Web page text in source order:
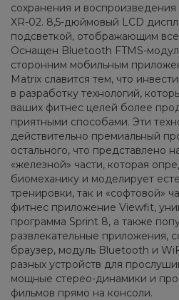
сохранения и
XR-02. 8,5-дюймовый LCD
подсветкой, отображающим
Оснащен Bluetooth FTMS-
сторонним мобильным
Matrix славится тем, что
в разработку технологий,
ваших фитнес целей более
приятными способами. Эти
действительно премиальный
остального, что представлено
«железной» части, которая
биомеханику и моделирует
тренировки, так и «софтовой»
фитнес приложение Viewfit,
программа Sprint 8, а также
развлекательные приложения,
браузер, модуль Bluetooth и
разных устройств для
мощные стерео-динамики и
фильмов прямо на консоли.